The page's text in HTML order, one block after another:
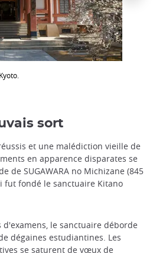
sort
et une malédiction vieille de
en apparence disparates se
de SUGAWARA no Michizane (845
fut fondé le sanctuaire Kitano
le sanctuaire déborde
dégaines estudiantines. Les
se saturent de vœux de